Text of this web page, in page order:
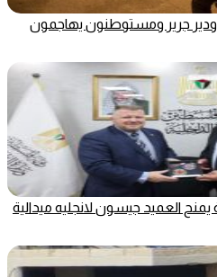
ودير جرير ومستوطنون يهاجمون
يمنح العميد جيسون لانجليه ميدالية